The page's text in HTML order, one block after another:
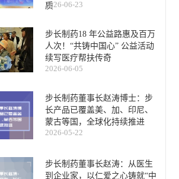
质
2026-06-23
步长制药18 年公益路惠及百万
人次！“共铸中国心” 公益活动
续写医疗帮扶传奇
2026-06-05
步长制药董事长赵涛博士：步
长产品已覆盖美、加、印尼、
蒙古等国，全球化持续推进
2026-05-22
步长制药董事长赵涛：从医生
到企业家，以仁爱之心铸就“中